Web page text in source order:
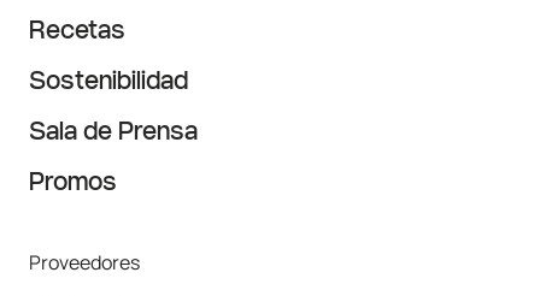
Recetas
Sostenibilidad
Sala de Prensa
Promos
Proveedores